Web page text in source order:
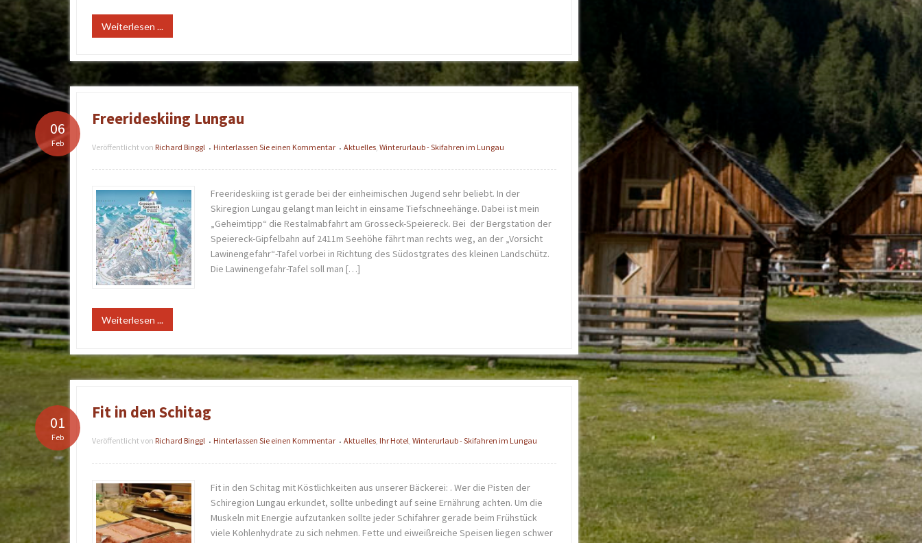
Weiterlesen ...
Freerideskiing Lungau
Veröffentlicht von Richard Binggl • Hinterlassen Sie einen Kommentar • Aktuelles, Winterurlaub - Skifahren im Lungau
06
Feb
Freerideskiing ist gerade bei der einheimischen Jugend sehr beliebt. In der
Skiregion Lungau gelangt man leicht in einsame Tiefschneehänge. Dabei ist mein
„Geheimtipp“ die Restalmabfahrt am Grosseck-Speiereck. Bei der Bergstation der
Speiereck-Gipfelbahn auf 2411m Seehöhe fährt man rechts weg, an der „Vorsicht
Lawinengefahr“-Tafel vorbei in Richtung des Südostgrates des kleinen Landschütz.
Die Lawinengefahr-Tafel soll man […]
Weiterlesen ...
Fit in den Schitag
Veröffentlicht von Richard Binggl • Hinterlassen Sie einen Kommentar • Aktuelles, Ihr Hotel, Winterurlaub - Skifahren im Lungau
01
Feb
Fit in den Schitag mit Köstlichkeiten aus unserer Bäckerei: . Wer die Pisten der
Schiregion Lungau erkundet, sollte unbedingt auf seine Ernährung achten. Um die
Muskeln mit Energie aufzutanken sollte jeder Schifahrer gerade beim Frühstück
viele Kohlenhydrate zu sich nehmen. Fette und eiweißreiche Speisen liegen schwer